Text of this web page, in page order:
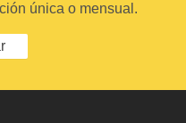
única o mensual.